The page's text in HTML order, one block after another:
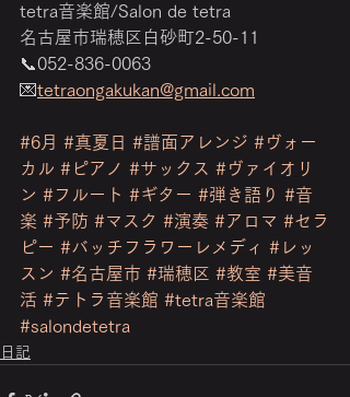
tetra音楽館/Salon de tetra
名古屋市瑞穂区白砂町2-50-11
📞052-836-0063
💌tetraongakukan@gmail.com
#6月 #真夏日 #譜面アレンジ #ヴォー
カル #ピアノ #サックス #ヴァイオリ
ン #フルート #ギター #弾き語り #音
楽 #予防 #マスク #演奏 #アロマ #セラ
ピー #バッチフラワーレメディ #レッ
スン #名古屋市 #瑞穂区 #教室 #美音
活 #テトラ音楽館 #tetra音楽館
#salondetetra
日記